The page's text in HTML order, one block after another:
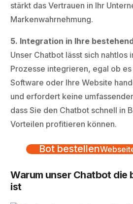
stärkt das Vertrauen in Ihr
Markenwahrnehmung.
5. Integration in Ihre
Unser Chatbot lässt sich nahtlos
Prozesse integrieren, egal ob
Software oder Ihre Website
und erfordert keine
dass Sie den Chatbot schnell in
Vorteilen profitieren können.
Bot bestellen
Warum unser Chatbot die
ist